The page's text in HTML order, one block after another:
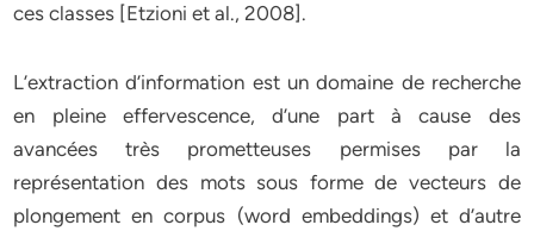
ces classes [Etzioni et al., 2008].
L’extraction d’information est un domaine de recherche
en pleine effervescence, d’une part à cause des
avancées très prometteuses permises par la
représentation des mots sous forme de vecteurs de
plongement en corpus (word embeddings) et d’autre